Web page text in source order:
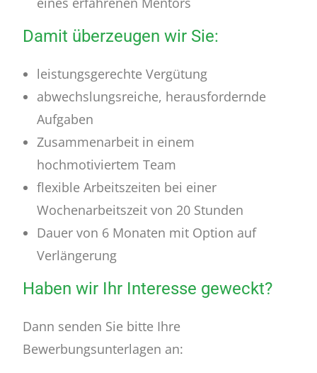
Damit überzeugen wir Sie:
leistungsgerechte Vergütung
abwechslungsreiche, herausfordernde
Aufgaben
Zusammenarbeit in einem
hochmotiviertem Team
flexible Arbeitszeiten bei einer
Wochenarbeitszeit von 20 Stunden
Dauer von 6 Monaten mit Option auf
Verlängerung
Haben wir Ihr Interesse geweckt?
Dann senden Sie bitte Ihre
Bewerbungsunterlagen an: